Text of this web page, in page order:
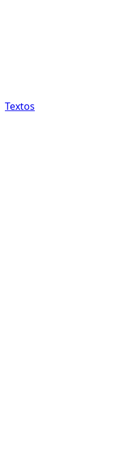
Textos